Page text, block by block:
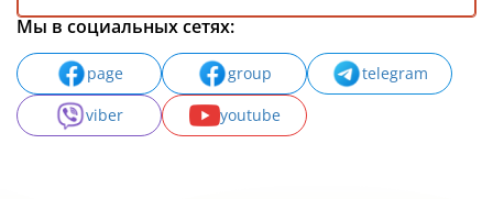
Мы в социальных сетях:
page group
telegram
viber
youtube